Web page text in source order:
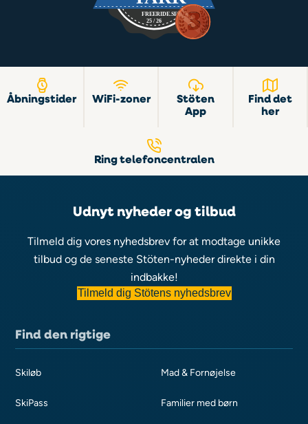
Åbningstider WiFi-zoner
Stöten
App
Find det
her
Ring telefoncentralen
Udnyt nyheder og tilbud
Tilmeld dig vores nyhedsbrev for at modtage unikke
tilbud og de seneste Stöten-nyheder direkte i din
indbakke!
Tilmeld dig Stötens nyhedsbrev
Find den rigtige
Skiløb
SkiPass
Mad & Fornøjelse
Familier med børn